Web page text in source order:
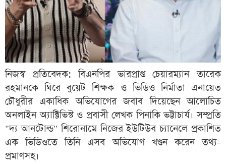
নিজস্ব প্রতিবেদক: বিএনপির ভারপ্রাপ্ত চেয়ারম্যান তারেক
রহমানকে ঘিরে বুয়েট শিক্ষক ও ভিডিও নির্মাতা এনায়েত
চৌধুরীর একাধিক অভিযোগের জবাব দিয়েছেন আলোচিত
অনলাইন অ্যাক্টিভিস্ট ও প্রবাসী লেখক পিনাকি ভট্টাচার্য। সম্প্রতি
"দ্য আনটোল্ড" শিরোনামে নিজের ইউটিউব চ্যানেলে প্রকাশিত
এক ভিডিওতে তিনি এসব অভিযোগ খণ্ডন করেন তথ্য-
প্রমাণসহ।